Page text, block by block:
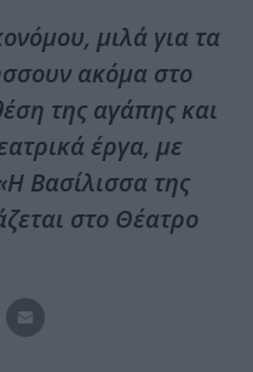
μιλά για τα
ακόμα στο
της αγάπης και
έργα, με
Βασίλισσα της
στο Θέατρο